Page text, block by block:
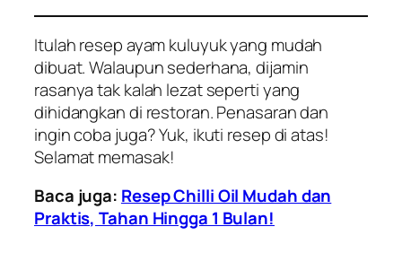
Itulah resep ayam kuluyuk yang mudah
dibuat. Walaupun sederhana, dijamin
rasanya tak kalah lezat seperti yang
dihidangkan di restoran. Penasaran dan
ingin coba juga? Yuk, ikuti resep di atas!
Selamat memasak!
Baca juga: Resep Chilli Oil Mudah dan
Praktis, Tahan Hingga 1 Bulan!